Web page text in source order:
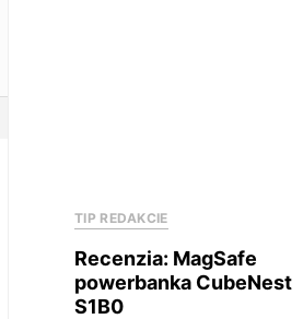
TIP REDAKCIE
Recenzia: MagSafe
powerbanka CubeNest
S1B0